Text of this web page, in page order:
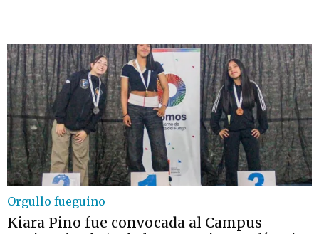
Orgullo fueguino
Kiara Pino fue convocada al Campus